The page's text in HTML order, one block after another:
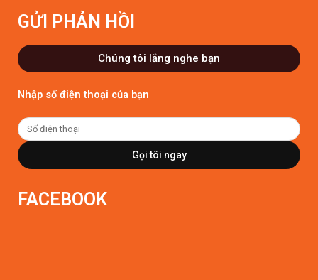
GỬI PHẢN HỒI
Chúng tôi lắng nghe bạn
Nhập số điện thoại của bạn
Gọi tôi ngay
FACEBOOK